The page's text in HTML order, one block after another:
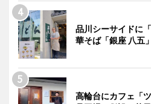
品川シーサイドに
華そば「銀座 八五
高輪台にカフェ「